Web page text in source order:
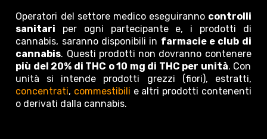
Operatori del settore medico eseguiranno controlli
sanitari per ogni partecipante e, i prodotti di
cannabis, saranno disponibili in farmacie e club di
cannabis. Questi prodotti non dovranno contenere
più del 20% di THC o 10 mg di THC per unità. Con
unità si intende prodotti grezzi (fiori), estratti,
concentrati, commestibili e altri prodotti contenenti
o derivati dalla cannabis.